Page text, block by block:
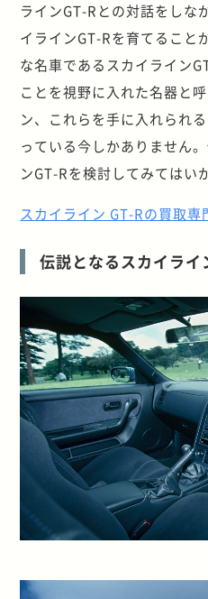
ラインGT-Rとの対話をしな
イラインGT-Rを育てること
な名車であるスカイライン
ことを視野に入れた名器と
ン、これらを手に入れられ
っている今しかありません
ンGT-Rを検討してみてはい
スカイライン GT-Rの買取専
伝説となるスカイライ